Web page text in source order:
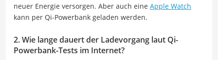
neuer Energie versorgen. Aber auch eine Apple Watch
kann per Qi-Powerbank geladen werden.
2. Wie lange dauert der Ladevorgang laut Qi-
Powerbank-Tests im Internet?